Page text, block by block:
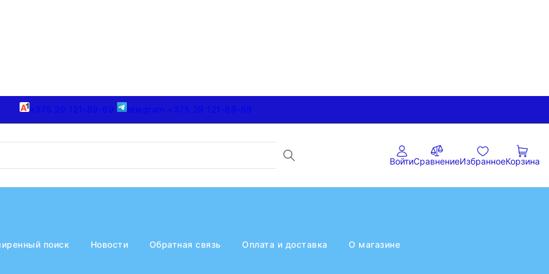
+375 29 121-89-89 telegram +375 29 121-89-89
ВойтиСравнениеИзбранноеКорзина
поиск Новости Обратная связь Оплата и доставка О магазине